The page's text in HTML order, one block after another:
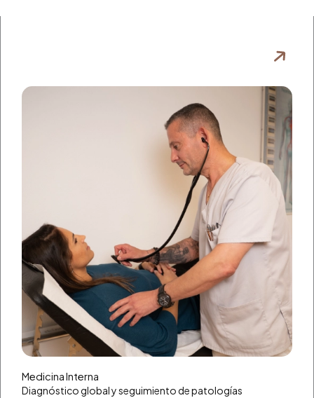
Medicina Interna
Diagnóstico global y seguimiento de patologías